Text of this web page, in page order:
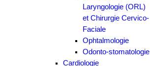
Laryngologie (ORL)
et Chirurgie Cervico-
Faciale
Ophtalmologie
Odonto-stomatologie
Cardiologie